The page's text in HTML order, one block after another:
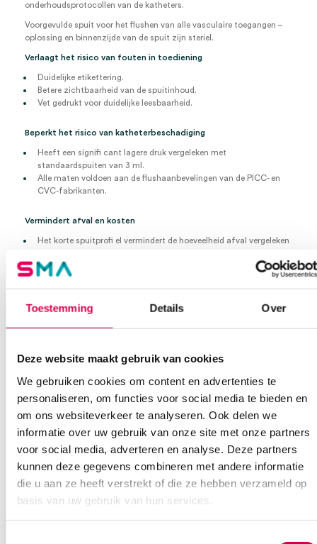
Toestemming Details Over
Deze website maakt gebruik van cookies
We gebruiken cookies om content en advertenties te
personaliseren, om functies voor social media te bieden en
om ons websiteverkeer te analyseren. Ook delen we
informatie over uw gebruik van onze site met onze partners
voor social media, adverteren en analyse. Deze partners
kunnen deze gegevens combineren met andere informatie
die u aan ze heeft verstrekt of die ze hebben verzameld op
basis van uw gebruik van hun services.
onderhoudsprotocollen van de katheters.
Voorgevulde spuit voor het flushen van alle vasculaire toegangen –
oplossing en binnenzijde van de spuit zijn steriel.
Verlaagt het risico van fouten in toediening
Duidelijke etikettering.
Betere zichtbaarheid van de spuitinhoud.
Vet gedrukt voor duidelijke leesbaarheid.
Beperkt het risico van katheterbeschadiging
Heeft een signifi cant lagere druk vergeleken met
standaardspuiten van 3 ml.
Alle maten voldoen aan de flushaanbevelingen van de PICC- en
CVC-fabrikanten.
Vermindert afval en kosten
Het korte spuitprofi el vermindert de hoeveelheid afval vergeleken
Keuze van kleinere spuiten (3 ml en 5 ml) voor perifere lijnen.
Minimale belasting van milieu.
Garandeert steriliteit
De BD PosiFlush spuit wordt tijdens de productie gesteriliseerd
De houdbaarheid van 3 jaar garandeert optimale beschikbaarheid
Een speciale stopper houdt de oplossing uit het niet steriele deel
Verhoogt tijdwinst en efficiëntie
Eimineert het gebruik van glazen flacons en ampullen, en
vermindert het aantal stappen en de voorbereidingstijd van een
flushprocedure.
Voorgevulde spuiten met NaCI 0,9%